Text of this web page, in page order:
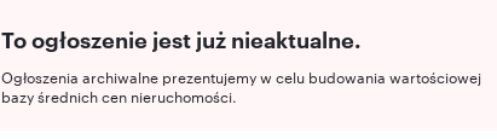
To ogłoszenie jest już nieaktualne.
Ogłoszenia archiwalne prezentujemy w celu budowania wartościowej
bazy średnich cen nieruchomości.